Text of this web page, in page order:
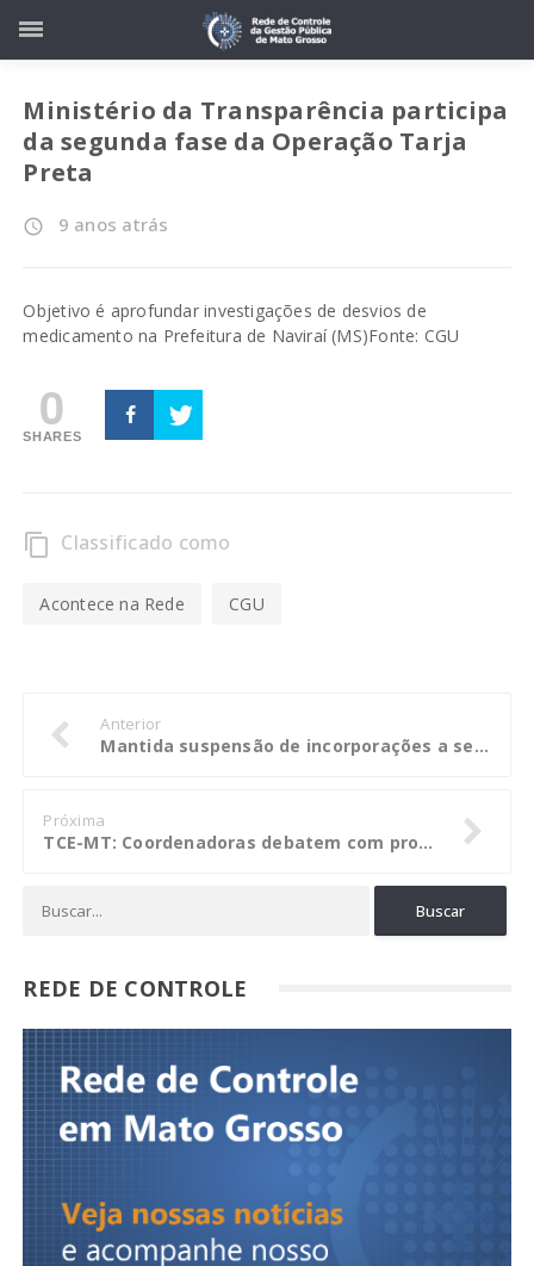
Ministério da Transparência participa
da segunda fase da Operação Tarja
Preta
access_time 9 anos atrás
Objetivo é aprofundar investigações de desvios de
medicamento na Prefeitura de Naviraí (MS)Fonte: CGU
0
SHARES
content_copy Classificado como
Acontece na Rede CGU
Anterior
Mantida suspensão de incorporações a servidores da Prefeitura de Peixoto
Próxima
TCE-MT: Coordenadoras debatem com professores ajustes em curso de Cidadania
REDE DE CONTROLE